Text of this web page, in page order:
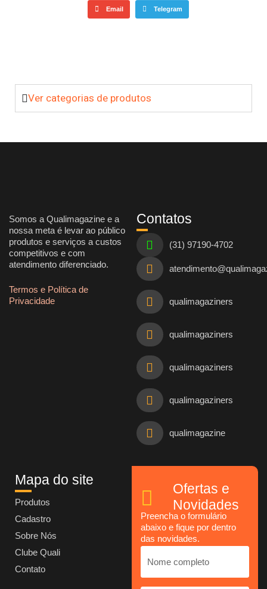
Email Telegram
Ver categorias de produtos
Somos a Qualimagazine e a
nossa meta é levar ao público
produtos e serviços a custos
competitivos e com
atendimento diferenciado.
Termos e Política de
Privacidade
Contatos
(31) 97190-4702
qualimagaziners
qualimagaziners
qualimagaziners
qualimagaziners
qualimagazine
Mapa do site
Produtos
Cadastro
Sobre Nós
Clube Quali
Contato
Ofertas e
Novidades
Preencha o formulário
abaixo e fique por dentro
das novidades.